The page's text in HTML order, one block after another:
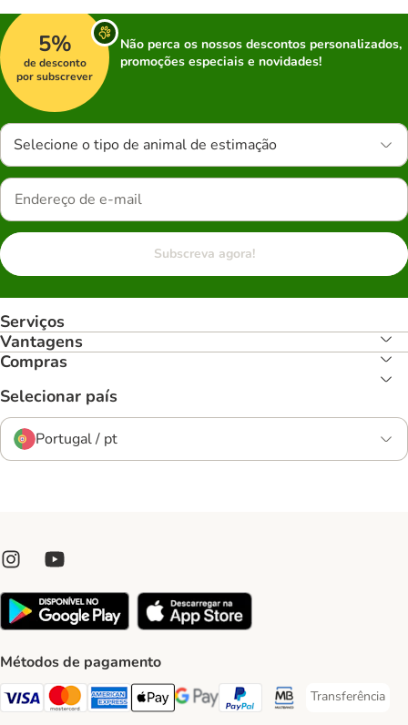
5%
de desconto
por subscrever
Não perca os nossos descontos personalizados,
promoções especiais e novidades!
Selecione o tipo de animal de estimação
Subscreva agora!
Serviços
Vantagens
Compras
Selecionar país
Portugal / pt
Métodos de pagamento
Visa Payment Method
Mastercard Payment Method
American Express Payment Method
Apple Pay Payment Method
Google Pay Payment Method
PayPal Payment Method
Multibanco Payment
Transferência
Transferência